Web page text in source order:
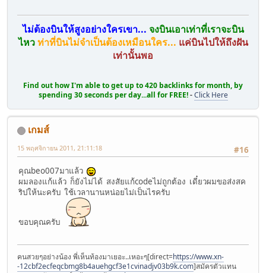
ไม่ต้องบินให้สูงอย่างใครเขา... จงบินเอาเท่าที่เราจะบิน
ไหว ท่าที่บินไม่จำเป็นต้องเหมือนใคร... แค่บินไปให้ถึงฝัน
เท่านั้นพอ
Find out how I'm able to get up to 420 backlinks for month, by
spending 30 seconds per day...all for FREE!-Click Here
เกมส์
#16
15 พฤศจิกายน 2011, 21:11:18
คุณbeo007มาแล้ว
ผมลองแก้แล้ว ก็ยังไม่ได้ สงสัยแก้codeไม่ถูกต้อง เดี๋ยวผมขอส่งสค
ริปให้นะครับ ใช้เวลานานหน่อยไม่เป็นไรครับ
ขอบคุณครับ
คนสวยๆอย่างน้อง พี่เห็นท้องมาเยอะ..เหอะๆ[direct=https://www.xn-
-12cbf2ecfeqcbmg8b4auehgcf3e1cvinadjv03b9k.com]สมัครตัวแทน